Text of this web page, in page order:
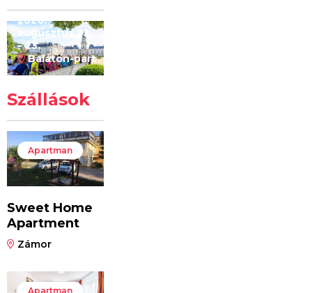
2026.
augusztus 22
– 23.
Balaton-part
Szállások
Apartman
Sweet Home
Apartment
Zámor
Apartman